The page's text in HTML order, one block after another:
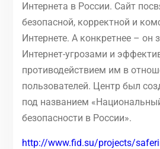
Интернета в России. Сайт
безопасной, корректной и
Интернете. А конкретнее – он
Интернет-угрозами и
противодействием им в
пользователей. Центр был
под названием
безопасности в России».
http://www.fid.su/projects/